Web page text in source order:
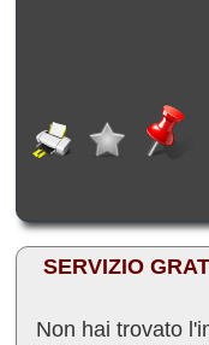
SERVIZIO
Non hai trovato